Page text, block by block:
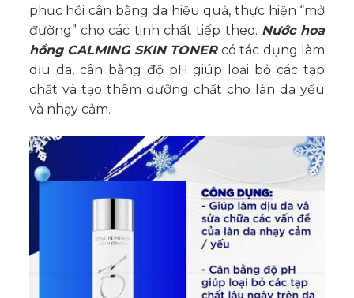
phục hồi cân bằng da hiệu quả, thực hiện “mở
đường” cho các tinh chất tiếp theo. Nước hoa
hồng CALMING SKIN TONERcó tác dụng làm
dịu da, cân bằng độ pH giúp loại bỏ các tạp
chất và tạo thêm dưỡng chất cho làn da yếu
và nhạy cảm.